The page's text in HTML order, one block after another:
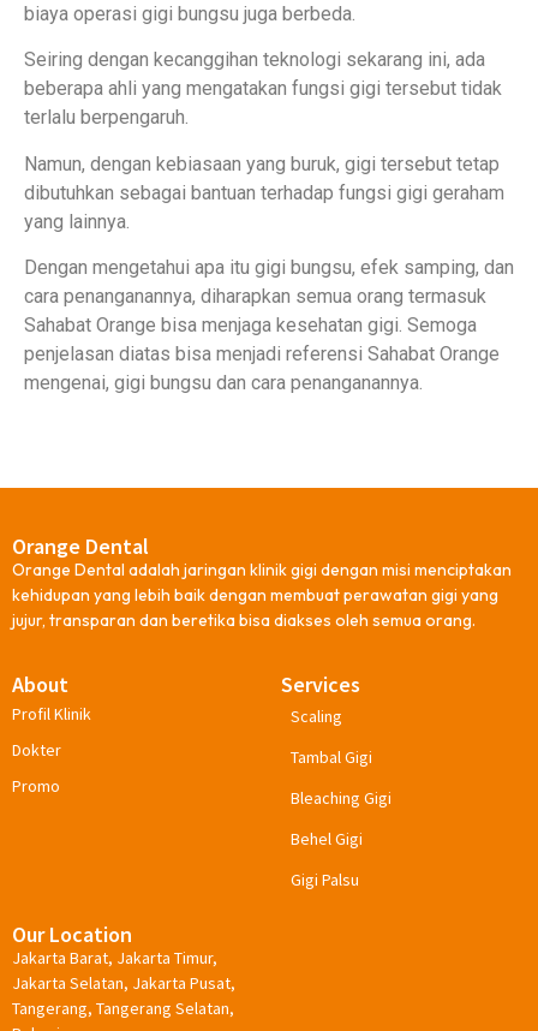
biaya operasi gigi bungsu juga berbeda.
Seiring dengan kecanggihan teknologi sekarang ini, ada
beberapa ahli yang mengatakan fungsi gigi tersebut tidak
terlalu berpengaruh.
Namun, dengan kebiasaan yang buruk, gigi tersebut tetap
dibutuhkan sebagai bantuan terhadap fungsi gigi geraham
yang lainnya.
Dengan mengetahui apa itu gigi bungsu, efek samping, dan
cara penanganannya, diharapkan semua orang termasuk
Sahabat Orange bisa menjaga kesehatan gigi. Semoga
penjelasan diatas bisa menjadi referensi Sahabat Orange
mengenai, gigi bungsu dan cara penanganannya.
Orange Dental
Orange Dental adalah jaringan klinik gigi dengan misi menciptakan
kehidupan yang lebih baik dengan membuat perawatan gigi yang
jujur, transparan dan beretika bisa diakses oleh semua orang.
About
Profil Klinik
Dokter
Promo
Services
Scaling
Tambal Gigi
Bleaching Gigi
Behel Gigi
Gigi Palsu
Our Location
Jakarta Barat, Jakarta Timur,
Jakarta Selatan, Jakarta Pusat,
Tangerang, Tangerang Selatan,